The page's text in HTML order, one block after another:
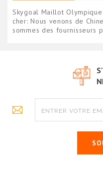
Skygoal Maillot
cher: Nous venons de
sommes des fournisseurs